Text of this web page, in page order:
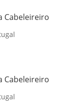
Cabeleireiro
Cabeleireiro